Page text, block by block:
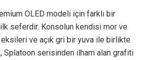
OLED modeli için farklı bir
ilk seferdir. Konsolun kendisi mor ve
ve açık gri bir yuva ile birlikte
Splatoon serisinden ilham alan grafiti